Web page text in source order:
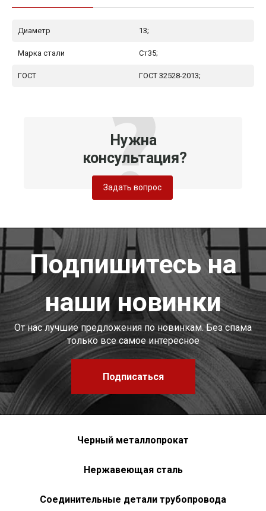
Диаметр 13;
Марка стали Ст35;
ГОСТ ГОСТ 32528-2013;
Нужна
консультация?
Задать вопрос
Подпишитесь на
наши новинки
От нас лучшие предложения по новинкам. Без спама
только все самое интересное
Подписаться
Черный металлопрокат
Нержавеющая сталь
Соединительные детали трубопровода